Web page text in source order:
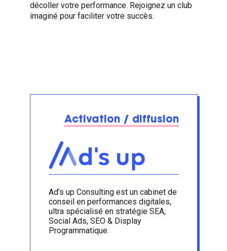
décoller votre performance. Rejoignez un club
imaginé pour faciliter votre succès.
Activation / diffusion
Ad’s up Consulting est un cabinet de
conseil en performances digitales,
ultra spécialisé en stratégie SEA,
Social Ads, SEO & Display
Programmatique.